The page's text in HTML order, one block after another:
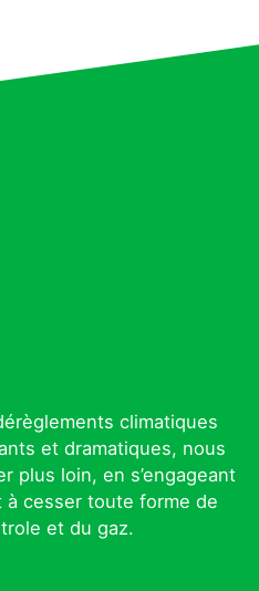
climatiques
et dramatiques, nous
plus loin, en s’engageant
cesser toute forme de
et du gaz.